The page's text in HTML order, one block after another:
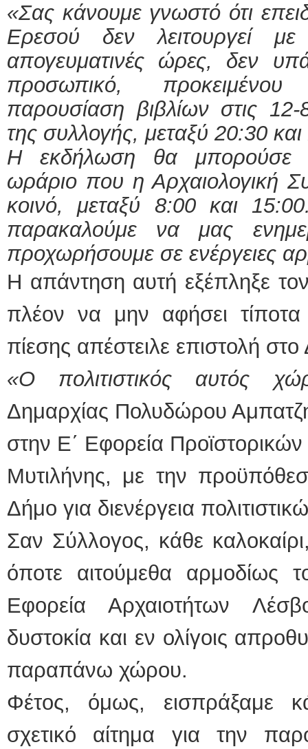
«Σας κάνουμε γνωστό ότι
Ερεσού δεν λειτουργεί
απογευματινές ώρες, δεν
προσωπικό,
παρουσίαση βιβλίων στις
της συλλογής, μεταξύ 20:30
Η εκδήλωση θα μπορούσε
ωράριο που η Αρχαιολογική
κοινό, μεταξύ 8:00 και
παρακαλούμε να μας
προχωρήσουμε σε ενέργειες
Η απάντηση αυτή εξέπληξε
πλέον να μην αφήσει
πίεσης απέστειλε επιστολή
«Ο πολιτιστικός αυτός
Δημαρχίας Πολυδώρου
στην Ε΄ Εφορεία
Μυτιλήνης, με την
Δήμο για διενέργεια
Σαν Σύλλογος, κάθε
όποτε αιτούμεθα αρμοδίως
Εφορεία Αρχαιοτήτων
δυστοκία και εν ολίγοις
παραπάνω χώρου.
Φέτος, όμως, εισπράξαμε
σχετικό αίτημα για την